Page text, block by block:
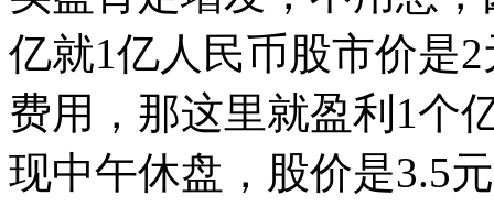
亿就1亿人民币股市价是
费用，那这里就盈利1个
现中午休盘，股价是3.5